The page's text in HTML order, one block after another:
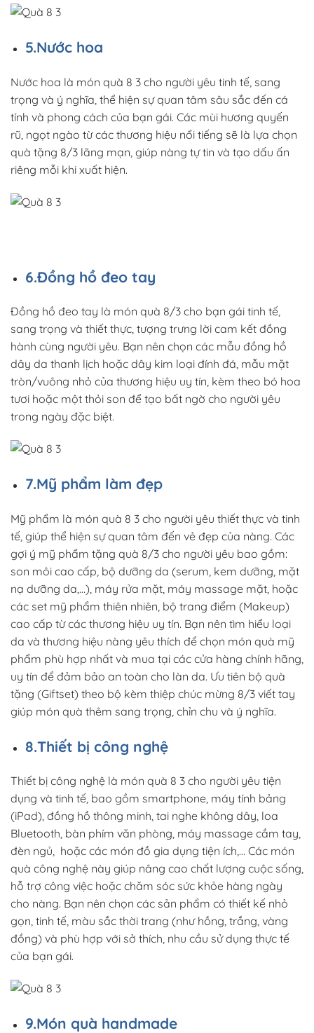
5.Nước hoa
Nước hoa là món quà 8 3 cho người yêu tinh tế, sang
trọng và ý nghĩa, thể hiện sự quan tâm sâu sắc đến cá
tính và phong cách của bạn gái. Các mùi hương quyến
rũ, ngọt ngào từ các thương hiệu nổi tiếng sẽ là lựa chọn
quà tặng 8/3 lãng mạn, giúp nàng tự tin và tạo dấu ấn
riêng mỗi khi xuất hiện.
6.Đồng hồ đeo tay
Đồng hồ đeo tay là món quà 8/3 cho bạn gái tinh tế,
sang trọng và thiết thực, tượng trưng lời cam kết đồng
hành cùng người yêu. Bạn nên chọn các mẫu đồng hồ
dây da thanh lịch hoặc dây kim loại đính đá, mẫu mặt
tròn/vuông nhỏ của thương hiệu uy tín, kèm theo bó hoa
tươi hoặc một thỏi son để tạo bất ngờ cho người yêu
trong ngày đặc biệt.
7.Mỹ phẩm làm đẹp
Mỹ phẩm là món quà 8 3 cho người yêu thiết thực và tinh
tế, giúp thể hiện sự quan tâm đến vẻ đẹp của nàng. Các
gợi ý mỹ phẩm tặng quà 8/3 cho người yêu bao gồm:
son môi cao cấp, bộ dưỡng da (serum, kem dưỡng, mặt
nạ dưỡng da,…), máy rửa mặt, máy massage mặt, hoặc
các set mỹ phẩm thiên nhiên, bộ trang điểm (Makeup)
cao cấp từ các thương hiệu uy tín. Bạn nên tìm hiểu loại
da và thương hiệu nàng yêu thích để chọn món quà mỹ
phẩm phù hợp nhất và mua tại các cửa hàng chính hãng,
uy tín để đảm bảo an toàn cho làn da. Ưu tiên bộ quà
tặng (Giftset) theo bộ kèm thiệp chúc mừng 8/3 viết tay
giúp món quà thêm sang trọng, chỉn chu và ý nghĩa.
8.Thiết bị công nghệ
Thiết bị công nghệ là món quà 8 3 cho người yêu tiện
dụng và tinh tế, bao gồm smartphone, máy tính bảng
(iPad), đồng hồ thông minh, tai nghe không dây, loa
Bluetooth, bàn phím văn phòng, máy massage cầm tay,
đèn ngủ, hoặc các món đồ gia dụng tiện ích,… Các món
quà công nghệ này giúp nâng cao chất lượng cuộc sống,
hỗ trợ công việc hoặc chăm sóc sức khỏe hàng ngày
cho nàng. Bạn nên chọn các sản phẩm có thiết kế nhỏ
gọn, tinh tế, màu sắc thời trang (như hồng, trắng, vàng
đồng) và phù hợp với sở thích, nhu cầu sử dụng thực tế
của bạn gái.
9.Món quà handmade